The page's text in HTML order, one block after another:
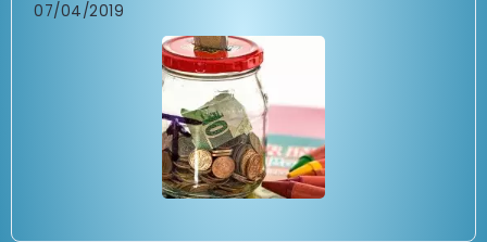
07/04/2019